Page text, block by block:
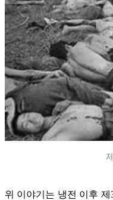
위 이야기는 냉전 이후